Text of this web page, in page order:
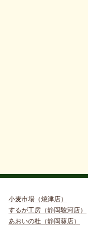
小麦市場（焼津店）
するが工房（静岡駿河店）
あおいの杜（静岡葵店）